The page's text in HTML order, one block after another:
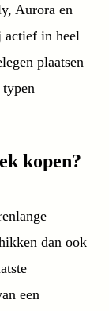
Aurora en
actief in heel
plaatsen
kopen?
dan ook
een